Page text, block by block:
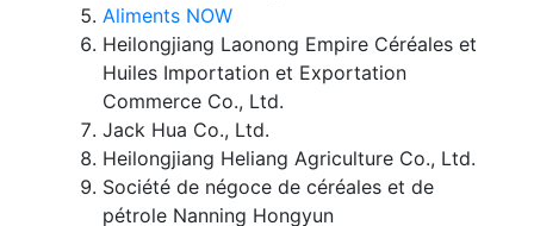
Aliments NOW
Heilongjiang Laonong Empire Céréales et
Huiles Importation et Exportation
Commerce Co., Ltd.
Jack Hua Co., Ltd.
Heilongjiang Heliang Agriculture Co., Ltd.
Société de négoce de céréales et de
pétrole Nanning Hongyun